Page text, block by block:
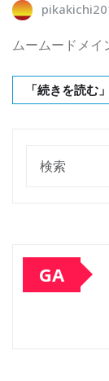
ムームードメイ
「続きを読む」
GA